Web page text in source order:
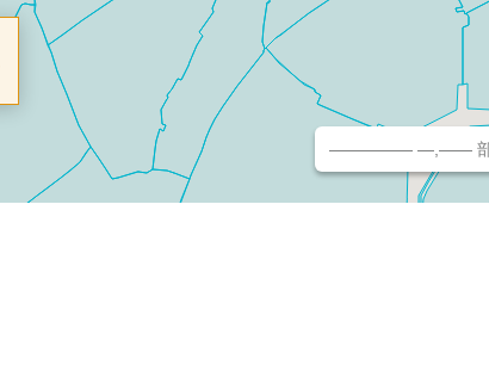
————— —,——